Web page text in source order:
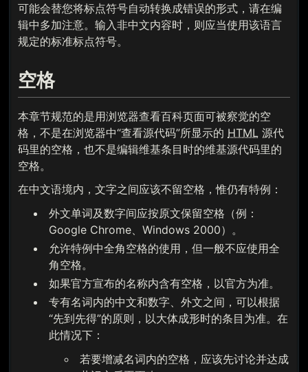
可能会替您将标点符号自动转换成错误的形式，请在编
辑中多加注意。输入非中文内容时，则应当使用该语言
规定的标准标点符号。
空格
本章节规范的是用浏览器查看百科页面可被察觉的空
格，不是在浏览器中“查看源代码”所显示的 HTML 源代
码里的空格，也不是编辑维基条目时的维基源代码里的
空格。
在中文语境内，文字之间应该不留空格，惟仍有特例：
外文单词及数字间应按原文保留空格（例：
Google Chrome、Windows 2000）。
允许特例中全角空格的使用，但一般不应使用全
角空格。
如果官方宣布的名称内含有空格，以官方为准。
专有名词内的中文和数字、外文之间，可以根据
“先到先得”的原则，以大体成形时的条目为准。在
此情况下：
若要增减名词内的空格，应该先讨论并达成